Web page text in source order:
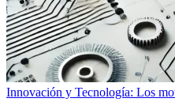
Innovación y Tecnología: Los